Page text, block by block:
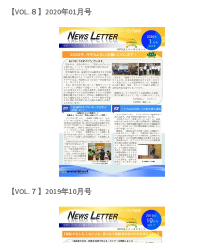
【VOL.８】2020年01月号
【VOL.７】2019年10月号